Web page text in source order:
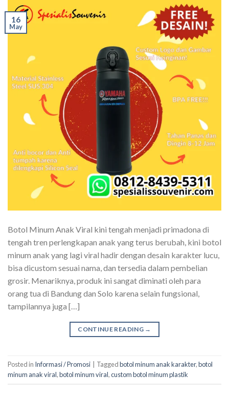
16
May
Botol Minum Anak Viral kini tengah menjadi primadona di
tengah tren perlengkapan anak yang terus berubah, kini botol
minum anak yang lagi viral hadir dengan desain karakter lucu,
bisa dicustom sesuai nama, dan tersedia dalam pembelian
grosir. Menariknya, produk ini sangat diminati oleh para
orang tua di Bandung dan Solo karena selain fungsional,
tampilannya juga […]
CONTINUE READING →
Posted in Informasi / Promosi Taggedbotol minum anak karakter,botol
minum anak viral,botol minum viral,custom botol minum plastik